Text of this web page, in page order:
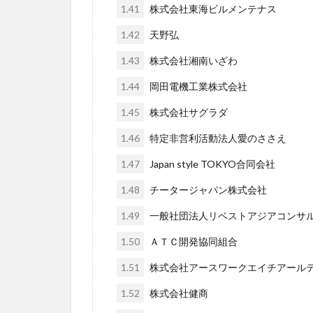
1.41 株式会社東海ビルメンテナス
1.42 天野弘
1.43 株式会社湘南いざわ
1.44 岡田電機工業株式会社
1.45 株式会社サグラダ
1.46 特定非営利活動法人愛のささえ
1.47 Japan style TOKYO合同会社
1.48 チータージャパン株式会社
1.49 一般社団法人リベストアジアコンサ
1.50 ＡＴＣ開発協同組合
1.51 株式会社アースワークエイチアール
1.52 株式会社健商